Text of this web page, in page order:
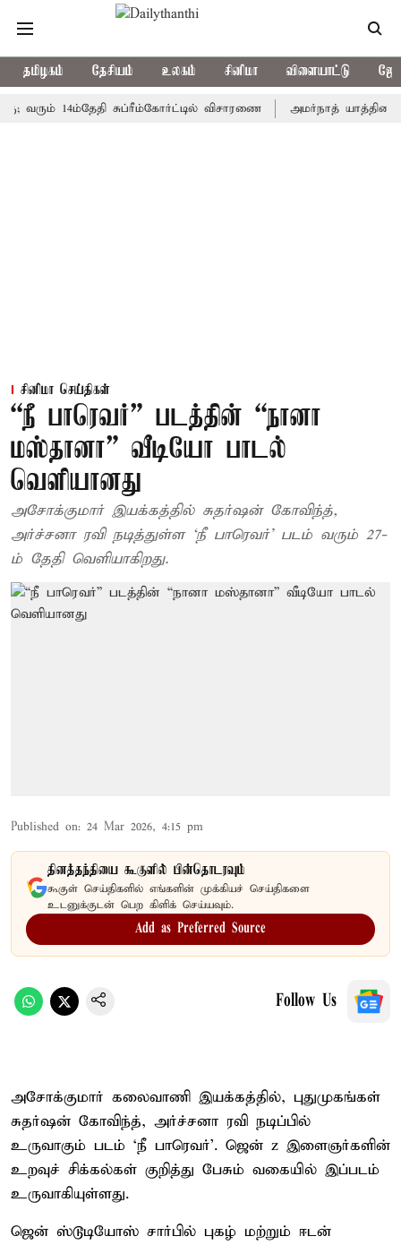
தமிழகம் தேசியம் உலகம் சினிமா விளையாட்டு
14ம்தேதி சுப்ரீம்கோர்ட்டில் விசாரணை அமர்நாத் யாத்திரை
சினிமா செய்திகள்
“நீ பாரெவர்” படத்தின் “நானா
மஸ்தானா” வீடியோ பாடல்
வெளியானது
அசோக்குமார் இயக்கத்தில் சுதர்ஷன் கோவிந்த்,
அர்ச்சனா ரவி நடித்துள்ள ‘நீ பாரெவர்’ படம் வரும் 27-
ம் தேதி வெளியாகிறது.
Published on: 24 Mar 2026, 4:15 pm
தினத்தந்தியை கூகுளில் பின்தொடரவும்
கூகுள் செய்திகளில் எங்களின் முக்கியச் செய்திகளை
உடனுக்குடன் பெற கிளிக் செய்யவும்.
Add as Preferred Source
Follow Us
அசோக்குமார் கலைவாணி இயக்கத்தில், புதுமுகங்கள்
சுதர்ஷன் கோவிந்த், அர்ச்சனா ரவி நடிப்பில்
உருவாகும் படம் ‘நீ பாரெவர்’. ஜென் z இளைஞர்களின்
உறவுச் சிக்கல்கள் குறித்து பேசும் வகையில் இப்படம்
உருவாகியுள்ளது.
ஜென் ஸ்டூடியோஸ் சார்பில் புகழ் மற்றும் ஈடன்